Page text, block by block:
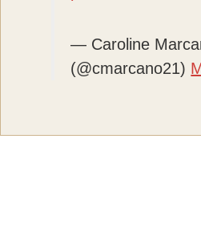
— Caroline
(@cmarcano21)